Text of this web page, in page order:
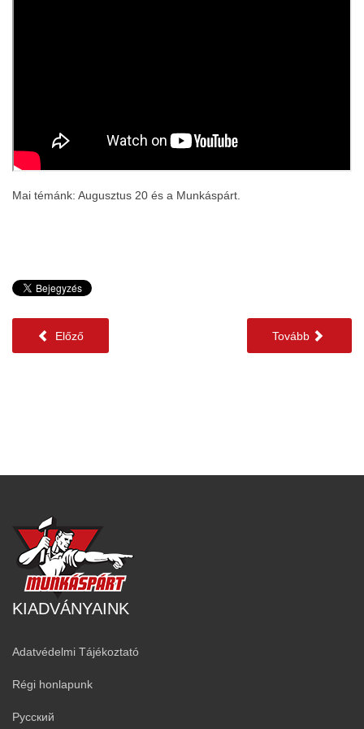
Mai témánk: Augusztus 20 és a Munkáspárt
Előző Tovább
KIADVÁNYAINK
Adatvédelmi Tájékoztató
Régi honlapunk
Русский